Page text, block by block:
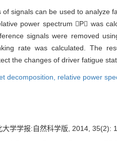
signals can be used to analyze
power spectrum P was
signals were removed
rate was calculated. The
the changes of driver fatigue
decomposition, relative power
学学报:自然科学版, 2014, 35(2):